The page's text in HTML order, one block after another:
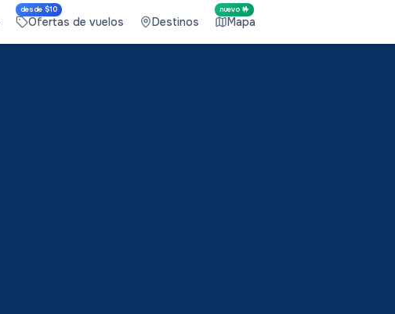
desde $10
Ofertas de vuelos Destinos
nuevo 🤟
Mapa